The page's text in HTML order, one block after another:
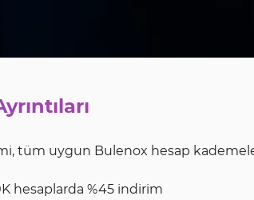
tüm uygun Bulenox hesap
hesaplarda %45 indirim